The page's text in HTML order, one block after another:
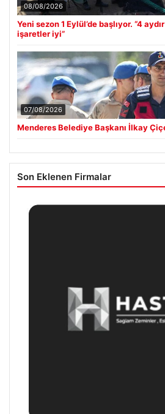
08/08/2026
Yeni sezon 1 Eylül’de başlıyor. “4
işaretler iyi”
07/08/2026
Menderes Belediye Başkanı İlkay
Son Eklenen Firmalar